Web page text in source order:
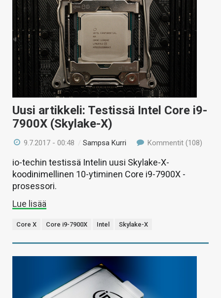
Uusi artikkeli: Testissä Intel Core i9-
7900X (Skylake-X)
9.7.2017 - 00:48 /Sampsa Kurri Kommentit (108)
io-techin testissä Intelin uusi Skylake-X-
koodinimellinen 10-ytiminen Core i9-7900X -
prosessori.
Lue lisää
Core X Core i9-7900X Intel Skylake-X